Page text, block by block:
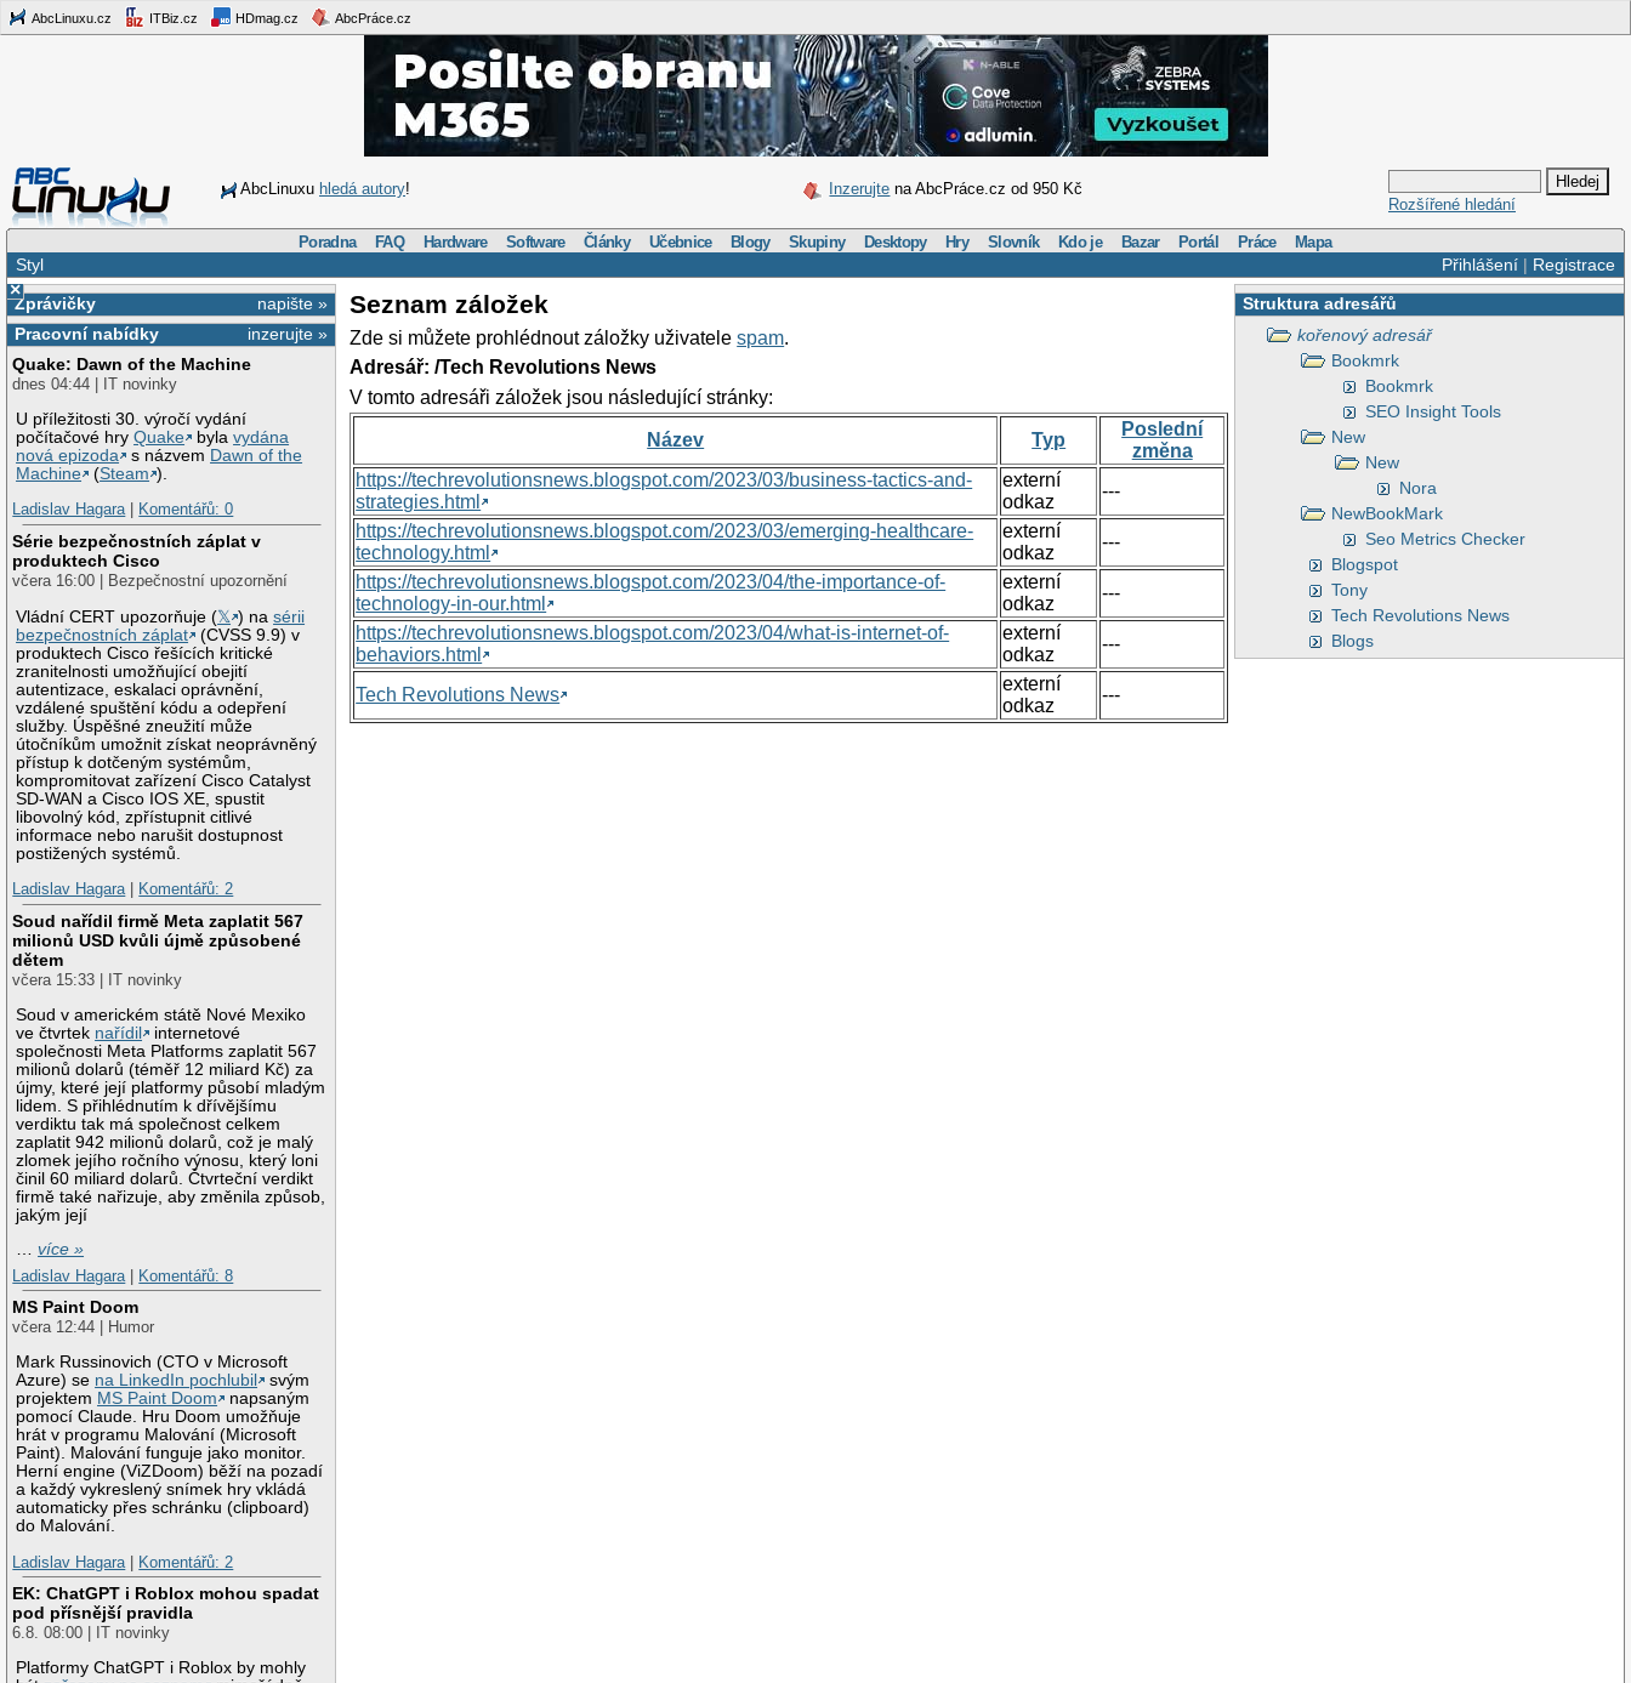
AbcLinuxu.cz ITBiz.cz HDmag.cz AbcPráce.cz
AbcLinuxu hledá autory! Inzerujte na AbcPráce.cz od 950 Kč
Rozšířené hledání
Poradna FAQ Hardware Software Články Učebnice Blogy Skupiny Desktopy Hry Slovník Kdo je Bazar Portál Práce Mapa
Přihlášení| Registrace
Styl
×
napište »
Zprávičky
inzerujte »
Pracovní nabídky
Quake: Dawn of the Machine
dnes 04:44 | IT novinky
U příležitosti 30. výročí vydání
počítačové hryQuake bylavydána
nová epizoda
s názvem Dawn of the
Machine
(Steam ).
Ladislav Hagara| Komentářů: 0
Série bezpečnostních záplat v
produktech Cisco
včera 16:00 | Bezpečnostní upozornění
Vládní CERT upozorňuje (𝕏 ) nasérii
bezpečnostních záplat
(CVSS 9.9) v
produktech Cisco řešících kritické
zranitelnosti umožňující obejití
autentizace, eskalaci oprávnění,
vzdálené spuštění kódu a odepření
služby. Úspěšné zneužití může
útočníkům umožnit získat neoprávněný
přístup k dotčeným systémům,
kompromitovat zařízení Cisco Catalyst
SD-WAN a Cisco IOS XE, spustit
libovolný kód, zpřístupnit citlivé
informace nebo narušit dostupnost
postižených systémů.
Ladislav Hagara| Komentářů: 2
Soud nařídil firmě Meta zaplatit 567
milionů USD kvůli újmě způsobené
dětem
včera 15:33 | IT novinky
Soud v americkém státě Nové Mexiko
ve čtvrtek nařídil
internetové
společnosti Meta Platforms zaplatit 567
milionů dolarů (téměř 12 miliard Kč) za
újmy, které její platformy působí mladým
lidem. S přihlédnutím k dřívějšímu
verdiktu tak má společnost celkem
zaplatit 942 milionů dolarů, což je malý
zlomek jejího ročního výnosu, který loni
činil 60 miliard dolarů. Čtvrteční verdikt
firmě také nařizuje, aby změnila způsob,
jakým její
…více »
Ladislav Hagara
Komentářů: 8
MS Paint Doom
včera 12:44 | Humor
Mark Russinovich (CTO v Microsoft
Azure) se na LinkedIn pochlubil
svým
projektem MS Paint Doom
napsaným
pomocí Claude. Hru Doom umožňuje
hrát v programu Malování (Microsoft
Paint). Malování funguje jako monitor.
Herní engine (ViZDoom) běží na pozadí
a každý vykreslený snímek hry vkládá
automaticky přes schránku (clipboard)
do Malování.
Ladislav Hagara
Komentářů: 2
EK: ChatGPT i Roblox mohou spadat
pod přísnější pravidla
6.8. 08:00 | IT novinky
Platformy ChatGPT i Roblox by mohly
Struktura adresářů
kořenový adresář
Bookmrk
Bookmrk
SEO Insight Tools
New
New
Nora
NewBookMark
Seo Metrics Checker
Blogspot
Tony
Tech Revolutions News
Blogs
Seznam záložek
Zde si můžete prohlédnout záložky uživatelespam.
Adresář: /Tech Revolutions News
V tomto adresáři záložek jsou následující stránky:
Název Typ
Poslední
změna
https://techrevolutionsnews.blogspot.com/2023/03/business-tactics-and-
strategies.html
externí
odkaz
---
https://techrevolutionsnews.blogspot.com/2023/03/emerging-healthcare-
technology.html
externí
odkaz
---
https://techrevolutionsnews.blogspot.com/2023/04/the-importance-of-
technology-in-our.html
externí
odkaz
---
https://techrevolutionsnews.blogspot.com/2023/04/what-is-internet-of-
behaviors.html
externí
odkaz
---
Tech Revolutions News
externí
odkaz
---